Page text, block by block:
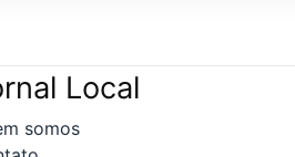
Local
somos